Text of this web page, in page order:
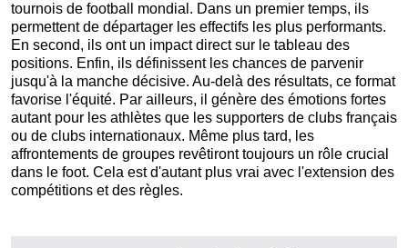
tournois de football mondial. Dans un premier temps, ils
permettent de départager les effectifs les plus performants.
En second, ils ont un impact direct sur le tableau des
positions. Enfin, ils définissent les chances de parvenir
jusqu'à la manche décisive. Au-delà des résultats, ce format
favorise l'équité. Par ailleurs, il génère des émotions fortes
autant pour les athlètes que les supporters de clubs français
ou de clubs internationaux. Même plus tard, les
affrontements de groupes revêtiront toujours un rôle crucial
dans le foot. Cela est d'autant plus vrai avec l'extension des
compétitions et des règles.